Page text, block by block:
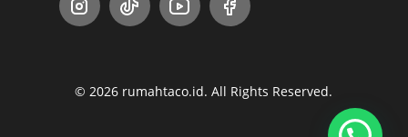
© 2026 rumahtaco.id. All Rights Reserved.